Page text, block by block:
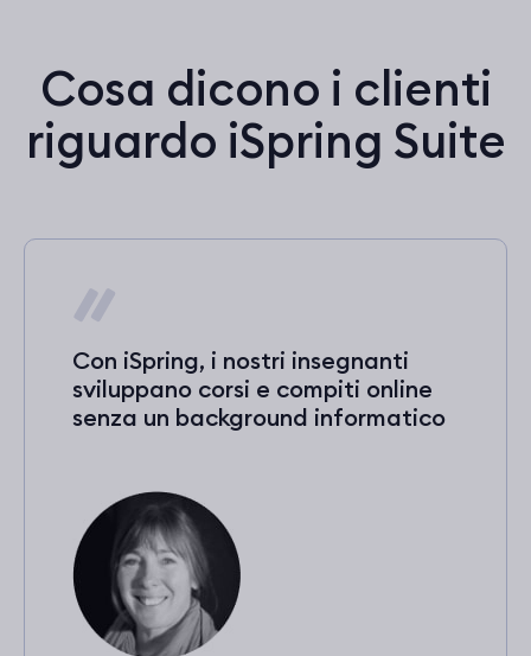
Cosa dicono i clienti
riguardo iSpring Suite
Con iSpring, i nostri insegnanti
sviluppano corsi e compiti online
senza un background informatico